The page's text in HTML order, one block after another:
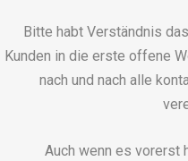
Bitte habt Verständnis
Kunden in die erste offene
nach und nach alle
Auch wenn es vorerst